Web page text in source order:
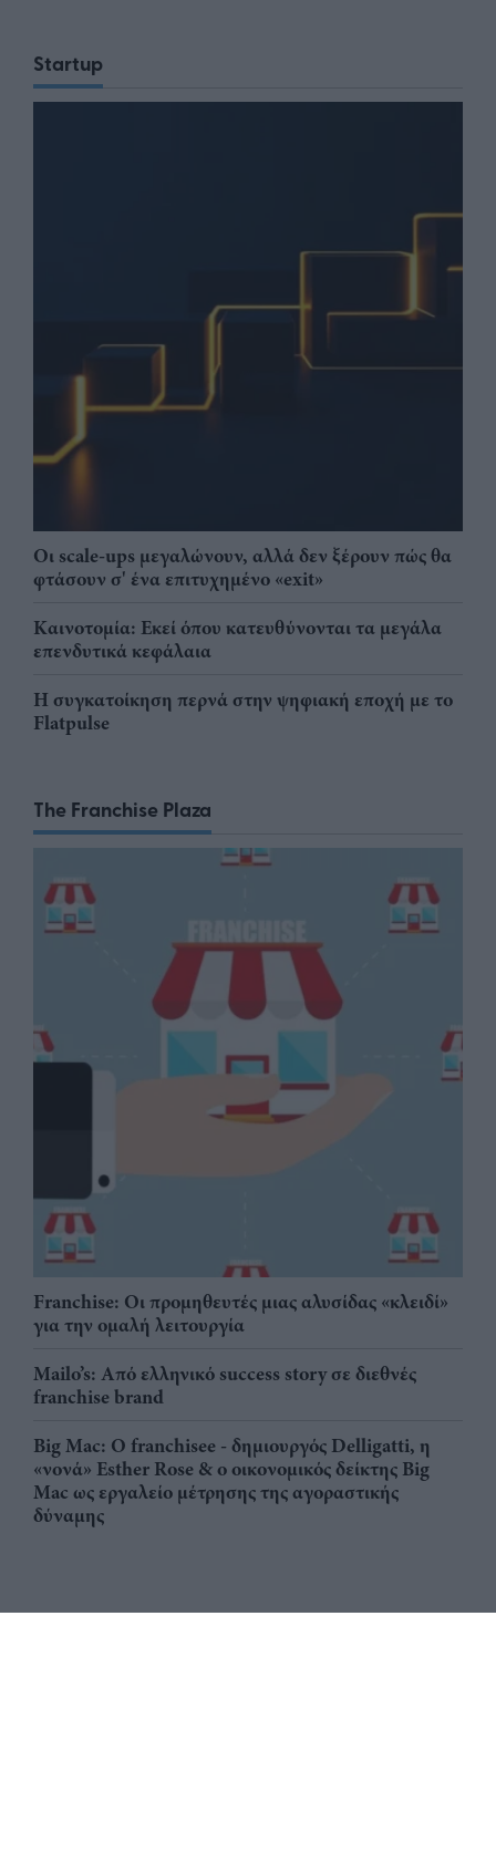
Startup
Οι scale-ups μεγαλώνουν, αλλά δεν ξέρουν πώς θα
φτάσουν σ' ένα επιτυχημένο «exit»
Καινοτομία: Εκεί όπου κατευθύνονται τα μεγάλα
επενδυτικά κεφάλαια
Η συγκατοίκηση περνά στην ψηφιακή εποχή με το
Flatpulse
The Franchise Plaza
Franchise: Οι προμηθευτές μιας αλυσίδας «κλειδί»
για την ομαλή λειτουργία
Mailo’s: Από ελληνικό success story σε διεθνές
franchise brand
Big Mac: Ο franchisee - δημιουργός Delligatti, η
«νονά» Esther Rose & ο οικονομικός δείκτης Big
Mac ως εργαλείο μέτρησης της αγοραστικής
δύναμης